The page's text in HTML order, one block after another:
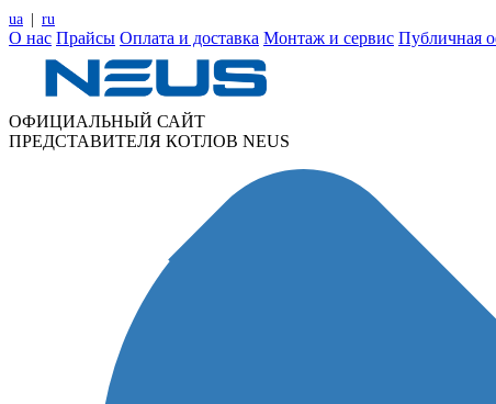
ua ru
О нас Прайсы Оплата и доставка Монтаж и сервис Публичная
ОФИЦИАЛЬНЫЙ САЙТ
ПРЕДСТАВИТЕЛЯ КОТЛОВ NEUS